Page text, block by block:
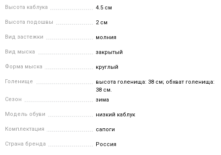
Высота каблука 4.5 см
Высота подошвы 2 см
Вид застежки молния
Вид мыска закрытый
Форма мыска круглый
Голенище
высота голенища: 38 см; обхват голенища:
38 см.
Сезон
зима
Модель обуви низкий каблук
Комплектация сапоги
Страна бренда Россия